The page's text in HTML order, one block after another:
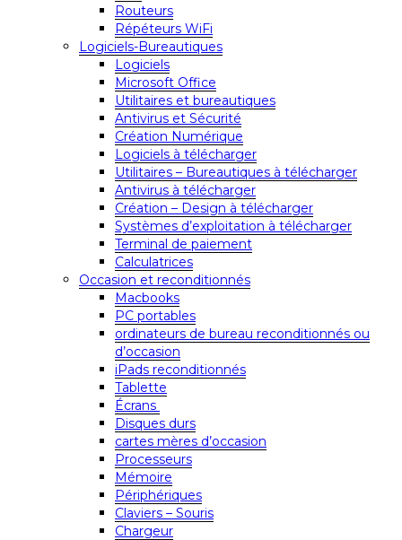
Routeurs
Répéteurs WiFi
Logiciels-Bureautiques
Logiciels
Microsoft Office
Utilitaires et bureautiques
Antivirus et Sécurité
Création Numérique
Logiciels à télécharger
Utilitaires – Bureautiques à télécharger
Antivirus à télécharger
Création – Design à télécharger
Systèmes d’exploitation à télécharger
Terminal de paiement
Calculatrices
Occasion et reconditionnés
Macbooks
PC portables
ordinateurs de bureau reconditionnés ou
d’occasion
iPads reconditionnés
Tablette
Écrans
Disques durs
cartes mères d’occasion
Processeurs
Mémoire
Périphériques
Claviers – Souris
Chargeur